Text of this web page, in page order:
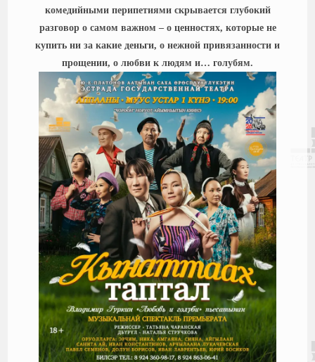
комедийными перипетиями скрывается глубокий
разговор о самом важном – о ценностях, которые не
купить ни за какие деньги, о нежной привязанности и
прощении, о любви к людям и… голубям.